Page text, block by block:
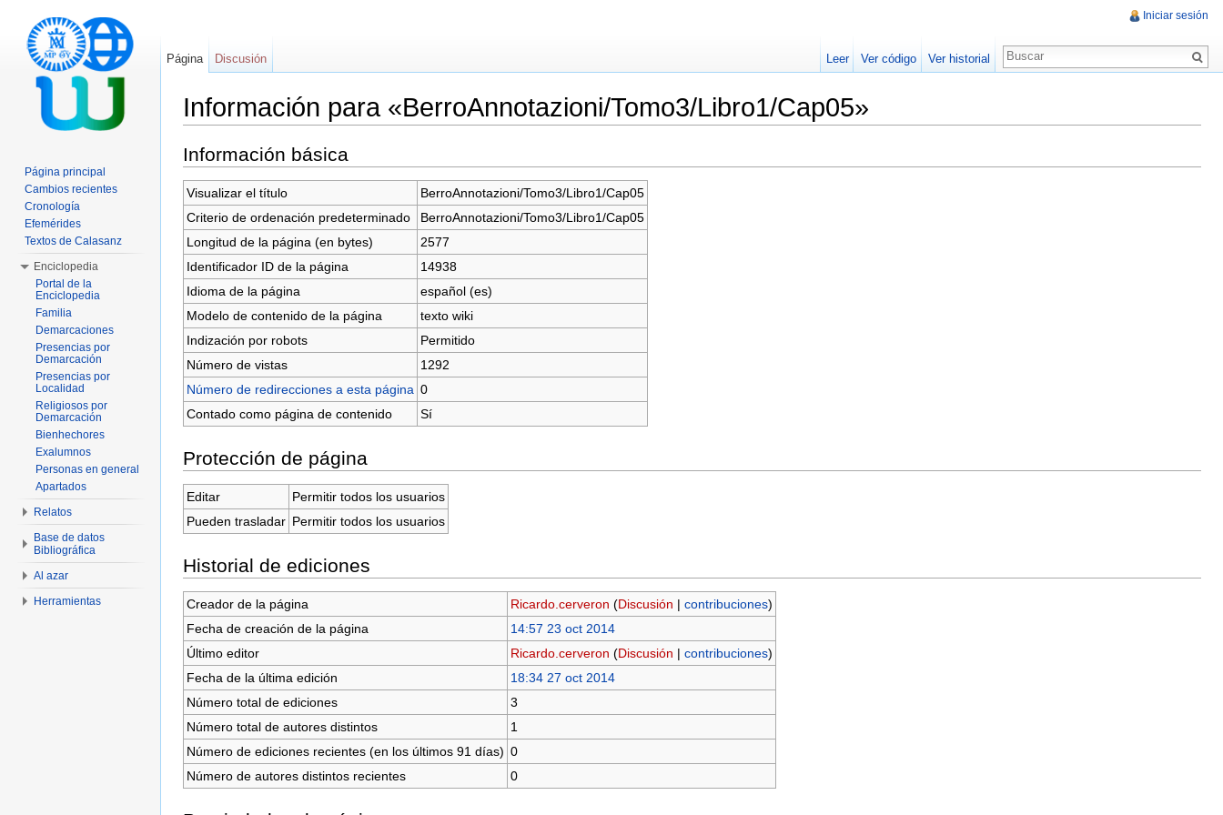
Información para «BerroAnnotazioni/Tomo3/Libro1/Cap05»
Información básica
Visualizar el título
BerroAnnotazioni/Tomo3/Libro1/Cap05
Criterio de ordenación predeterminado
BerroAnnotazioni/Tomo3/Libro1/Cap05
Longitud de la página (en bytes)
2577
Identificador ID de la página
14938
Idioma de la página
español (es)
Modelo de contenido de la página
texto wiki
Indización por robots
Permitido
Número de vistas
1292
Número de redirecciones a esta página 0
Contado como página de contenido
Sí
Protección de página
Editar
Permitir todos los usuarios
Pueden trasladar Permitir todos los usuarios
Historial de ediciones
Creador de la página Ricardo.cerveron (Discusión | contribuciones)
Fecha de creación de la página
14:57 23 oct 2014
Último editor
Ricardo.cerveron (Discusión | contribuciones)
Fecha de la última edición
18:34 27 oct 2014
Número total de ediciones
3
Número total de autores distintos
1
Número de ediciones recientes (en los últimos 91 días) 0
Número de autores distintos recientes
0
Iniciar sesión
Página Discusión Leer Ver código Ver historial
Página principal
Cambios recientes
Cronología
Efemérides
Textos de Calasanz
Enciclopedia
Portal de la
Enciclopedia
Familia
Demarcaciones
Presencias por
Demarcación
Presencias por
Localidad
Religiosos por
Demarcación
Bienhechores
Exalumnos
Personas en general
Apartados
Relatos
Base de datos
Bibliográfica
Al azar
Herramientas